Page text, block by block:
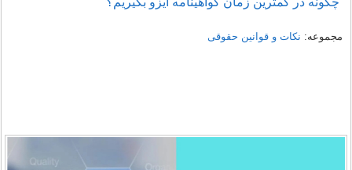
مجموعه: نکات و قوانین حقوقی